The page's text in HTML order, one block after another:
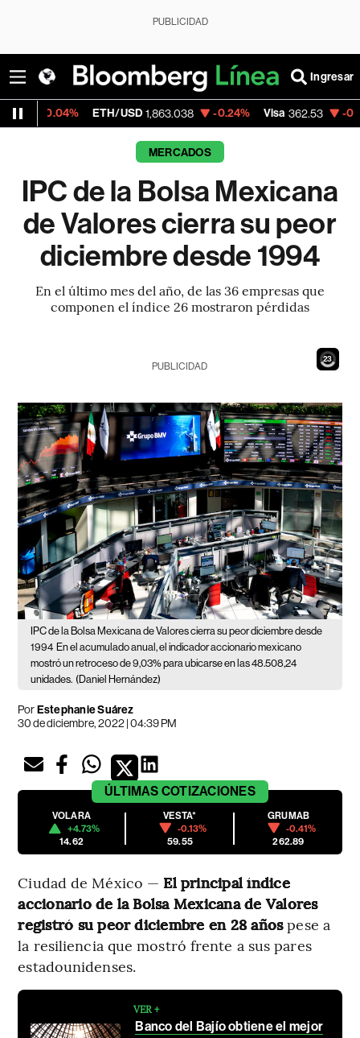
PUBLICIDAD
Ingresar
ETH/USD 1,863.038 -0.24% Visa 362.53 -0.86%
MERCADOS
IPC de la Bolsa Mexicana
de Valores cierra su peor
diciembre desde 1994
En el último mes del año, de las 36 empresas que
componen el índice 26 mostraron pérdidas
21
PUBLICIDAD
IPC de la Bolsa Mexicana de Valores cierra su peor diciembre desde
1994 En el acumulado anual, el indicador accionario mexicano
mostró un retroceso de 9,03% para ubicarse en las 48.508,24
unidades. (Daniel Hernández)
PorEstephanie Suárez
30 de diciembre, 2022 | 04:39 PM
ÚLTIMAS COTIZACIONES
VOLARA
+4.73%
14.62
VESTA*
-0.13%
59.55
GRUMAB
-0.41%
262.89
Ciudad de México — El principal índice
accionario de la Bolsa Mexicana de Valores
registró su peor diciembre en 28 añospese a
la resiliencia que mostró frente a sus pares
estadounidenses.
VER +
Banco del Bajío obtiene el mejor